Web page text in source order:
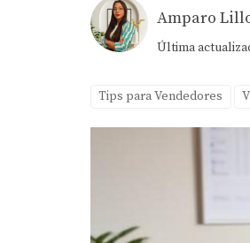
Amparo
Última
Tips para Vendedores